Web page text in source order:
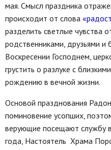
мая. Смысл праздника
происходит от слова
разделить светлые чувства
родственниками, друзьями и
Воскресении Господнем,
грустить о разлуке с
рождению в вечной жизни.
Основой празднования
поминовение усопших,
верующие посещают службу
года, Настоятель Храма